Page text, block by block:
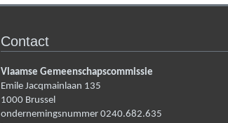
Contact
Vlaamse Gemeenschapscommissie
Emile Jacqmainlaan 135
1000 Brussel
ondernemingsnummer 0240.682.635